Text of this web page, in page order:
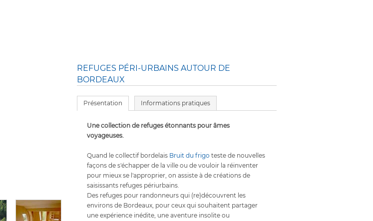
REFUGES PÉRI-URBAINS AUTOUR DE
BORDEAUX
Présentation Informations pratiques
Une collection de refuges étonnants pour âmes
voyageuses.
Quand le collectif bordelais Bruit du frigo teste de nouvelles
façons de s'échapper de la ville ou de vouloir la réinventer
pour mieux se l'approprier, on assiste à de créations de
saisissants refuges périurbains.
Des refuges pour randonneurs qui (re)découvrent les
environs de Bordeaux, pour ceux qui souhaitent partager
une expérience inédite, une aventure insolite ou